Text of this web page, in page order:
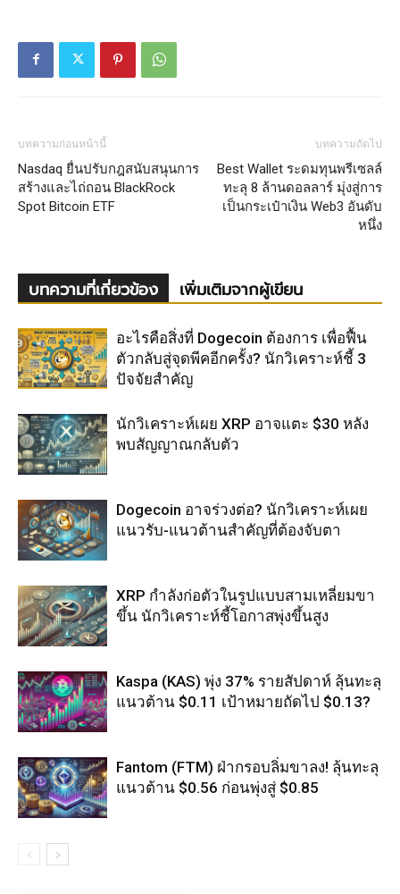
บทความก่อนหน้านี้
Nasdaq ยื่นปรับกฎสนับสนุนการ
สร้างและไถ่ถอน BlackRock
Spot Bitcoin ETF
บทความถัดไป
Best Wallet ระดมทุนพรีเซลล์
ทะลุ 8 ล้านดอลลาร์ มุ่งสู่การ
เป็นกระเป๋าเงิน Web3 อันดับ
หนึ่ง
บทความที่เกี่ยวข้อง เพิ่มเติมจากผู้เขียน
อะไรคือสิ่งที่ Dogecoin ต้องการ เพื่อฟื้น
ตัวกลับสู่จุดพีคอีกครั้ง? นักวิเคราะห์ชี้ 3
ปัจจัยสำคัญ
นักวิเคราะห์เผย XRP อาจแตะ $30 หลัง
พบสัญญาณกลับตัว
Dogecoin อาจร่วงต่อ? นักวิเคราะห์เผย
แนวรับ-แนวต้านสำคัญที่ต้องจับตา
XRP กำลังก่อตัวในรูปแบบสามเหลี่ยมขา
ขึ้น นักวิเคราะห์ชี้โอกาสพุ่งขึ้นสูง
Kaspa (KAS) พุ่ง 37% รายสัปดาห์ ลุ้นทะลุ
แนวต้าน $0.11 เป้าหมายถัดไป $0.13?
Fantom (FTM) ฝ่ากรอบลิ่มขาลง! ลุ้นทะลุ
แนวต้าน $0.56 ก่อนพุ่งสู่ $0.85